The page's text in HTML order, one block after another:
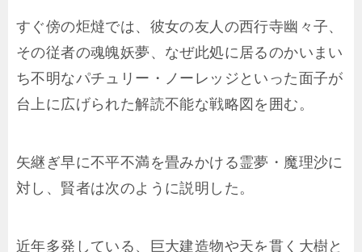
すぐ傍の炬燵では、彼女の友人の西行寺幽々子、
その従者の魂魄妖夢、なぜ此処に居るのかいまい
ち不明なパチュリー・ノーレッジといった面子が
台上に広げられた解読不能な戦略図を囲む。
矢継ぎ早に不平不満を畳みかける霊夢・魔理沙に
対し、賢者は次のように説明した。
近年多発している、巨大建造物や天を貫く大樹と